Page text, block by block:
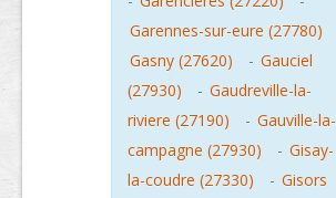
Garennes-sur-eure (27780)
Gasny (27620)
- Gauciel
(27930)
- Gaudreville-la-
riviere (27190)
- Gauville-la-
campagne (27930)
- Gisay-
la-coudre (27330)
- Gisors